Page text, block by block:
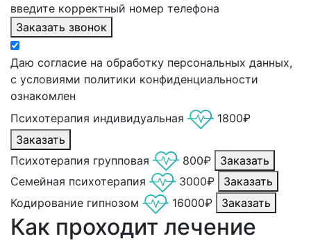
введите корректный номер телефона
Заказать звонок
Даю согласие на обработку персональных данных,
с условиями политики конфиденциальности
ознакомлен
Психотерапия индивидуальная
1800₽
Заказать
Психотерапия групповая
800₽
Заказать
Семейная психотерапия
3000₽
Заказать
Кодирование гипнозом
16000₽ Заказать
Как проходит лечение